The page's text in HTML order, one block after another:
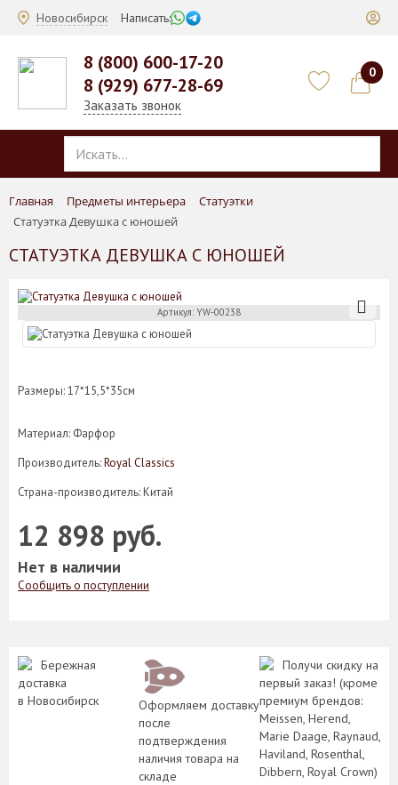
Новосибирск Написать:
8 (800) 600-17-20
8 (929) 677-28-69
Заказать звонок
0
Главная Предметы интерьера
Статуэтки
Статуэтка Девушка с юношей
СТАТУЭТКА ДЕВУШКА С ЮНОШЕЙ
Артикул: YW-00238
Размеры: 17*15,5*35см
Материал: Фарфор
Производитель:Royal Classics
Страна-производитель: Китай
12 898 руб.
Нет в наличии
Сообщить о поступлении
Бережная
доставка
в Новосибирск
Оформляем доставку
после
подтверждения
наличия товара на
складе
Получи скидку на
первый заказ! (кроме
премиум брендов:
Meissen, Herend,
Marie Daage, Raynaud,
Haviland, Rosenthal,
Dibbern, Royal Crown)